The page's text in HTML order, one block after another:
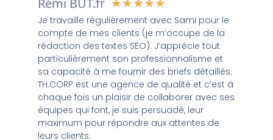
Rémi BUT.fr ★★★★★
Je travaille régulièrement avec Sami pour le
compte de mes clients (je m’occupe de la
rédaction des textes SEO). J’apprécie tout
particulièrement son professionnalisme et
sa capacité à me fournir des briefs détaillés.
TH.CORP est une agence de qualité et c’est à
chaque fois un plaisir de collaborer avec ses
équipes qui font, je suis persuadé, leur
maximum pour répondre aux attentes de
leurs clients.